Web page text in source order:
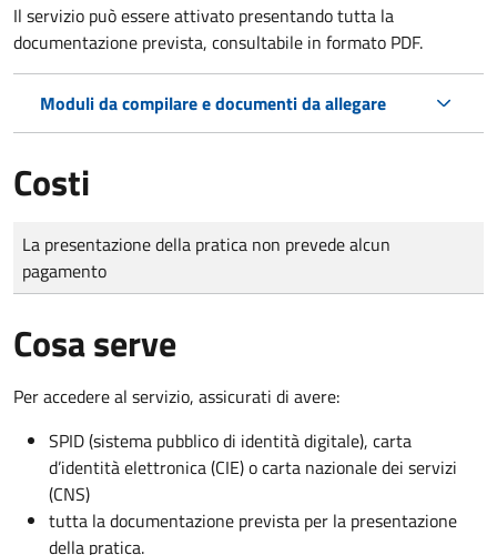
Il servizio può essere attivato presentando tutta la
documentazione prevista, consultabile in formato PDF.
Moduli da compilare e documenti da allegare
Costi
Tipo di pagamento
Importo
La presentazione della pratica non prevede alcun
pagamento
Cosa serve
Per accedere al servizio, assicurati di avere:
SPID (sistema pubblico di identità digitale), carta
d’identità elettronica (CIE) o carta nazionale dei servizi
(CNS)
tutta la documentazione prevista per la presentazione
della pratica.